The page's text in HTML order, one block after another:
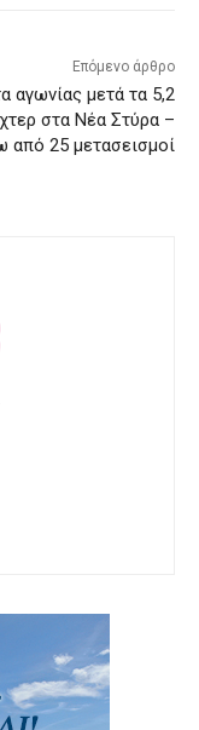
Επόμενο άρθρο
αγωνίας μετά τα 5,2
στα Νέα Στύρα –
από 25 μετασεισμοί